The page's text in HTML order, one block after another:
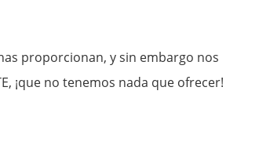
proporcionan, y sin embargo nos
¡que no tenemos nada que ofrecer!